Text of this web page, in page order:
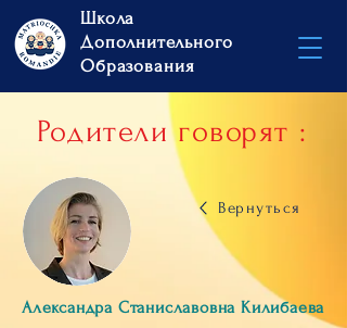
Школа
Дополнительного
Образования
Родители говорят :
Вернуться
Александра Станиславовна Килибаева